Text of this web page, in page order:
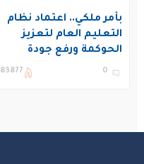
بأمر ملكي.. اعتماد نظام
التعليم العام لتعزيز
الحوكمة ورفع جودة
التعليم في المملكة
0
83877